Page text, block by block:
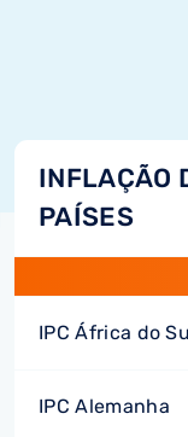
INFLAÇÃO
PAÍSES
IPC África do
IPC Alemanha